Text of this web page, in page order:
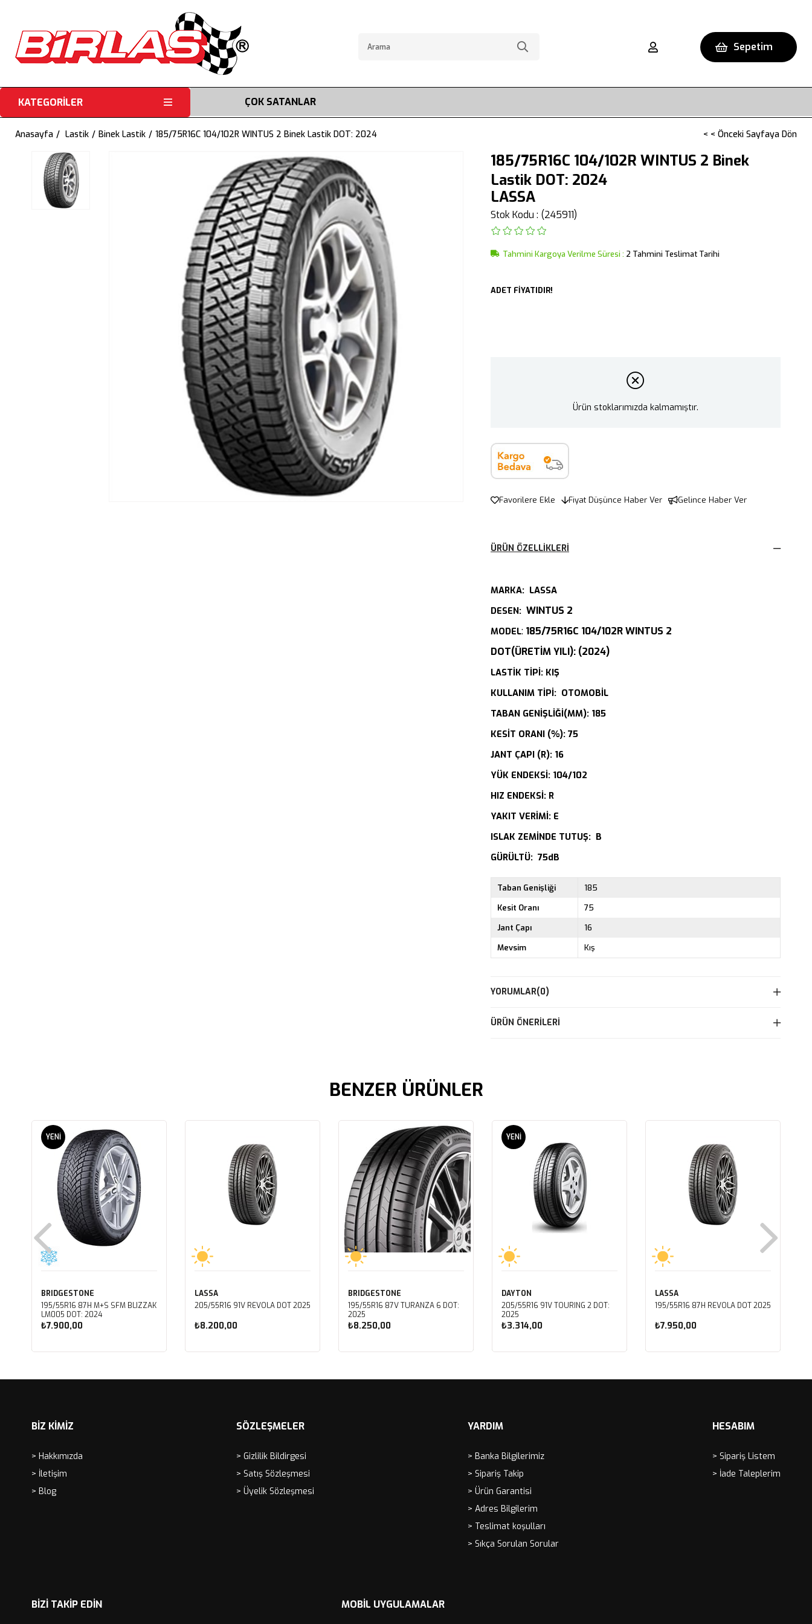
Sepetim
KATEGORİLER ÇOK SATANLAR
Anasayfa Lastik Binek Lastik 185/75R16C 104/102R WINTUS 2 Binek Lastik DOT: 2024 < < Önceki Sayfaya Dön
185/75R16C 104/102R WINTUS 2 Binek
Lastik DOT: 2024
LASSA
Stok Kodu (245911)
Tahmini Kargoya Verilme Süresi : 2 Tahmini Teslimat Tarihi
ADET FİYATIDIR!
Ürün stoklarımızda kalmamıştır.
Favorilere Ekle Fiyat Düşünce Haber Ver Gelince Haber Ver
ÜRÜN ÖZELLIKLERI
MARKA: LASSA
DESEN: WINTUS 2
MODEL: 185/75R16C 104/102R WINTUS 2
DOT(ÜRETİM YILI): (2024)
LASTİK TİPİ: KIŞ
KULLANIM TİPİ: OTOMOBİL
TABAN GENİŞLİĞİ(MM): 185
KESİT ORANI (%): 75
JANT ÇAPI (R): 16
YÜK ENDEKSİ: 104/102
HIZ ENDEKSİ: R
YAKIT VERİMİ: E
ISLAK ZEMİNDE TUTUŞ: B
GÜRÜLTÜ: 75dB
Taban Genişliği
185
Kesit Oranı
75
Jant Çapı
16
Mevsim
Kış
YORUMLAR(0)
ÜRÜN ÖNERILERI
BENZER ÜRÜNLER
BRIDGESTONE
195/55R16 87H M+S SFM BLIZZAK
LM005 DOT: 2024
₺7.900,00
YENI
ÜRÜN
LASSA
205/55R16 91V REVOLA DOT 2025
₺8.200,00
BRIDGESTONE
195/55R16 87V TURANZA 6 DOT:
2025
₺8.250,00
DAYTON
205/55R16 91V TOURING 2 DOT:
2025
₺3.314,00
YENI
LASSA
195/55R16 87H REVOLA DOT 2025
₺7.950,00
BİZ KİMİZ
> Hakkımızda
> İletişim
> Blog
SÖZLEŞMELER
> Gizlilik Bildirgesi
> Satış Sözleşmesi
> Üyelik Sözleşmesi
YARDIM
> Banka Bilgilerimiz
> Sipariş Takip
> Ürün Garantisi
> Adres Bilgilerim
> Teslimat koşulları
> Sıkça Sorulan Sorular
HESABIM
> Sipariş Listem
> İade Taleplerim
BIZI TAKIP EDIN MOBIL UYGULAMALAR